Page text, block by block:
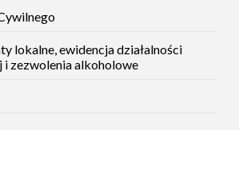
lokalne, ewidencja działalności
i zezwolenia alkoholowe